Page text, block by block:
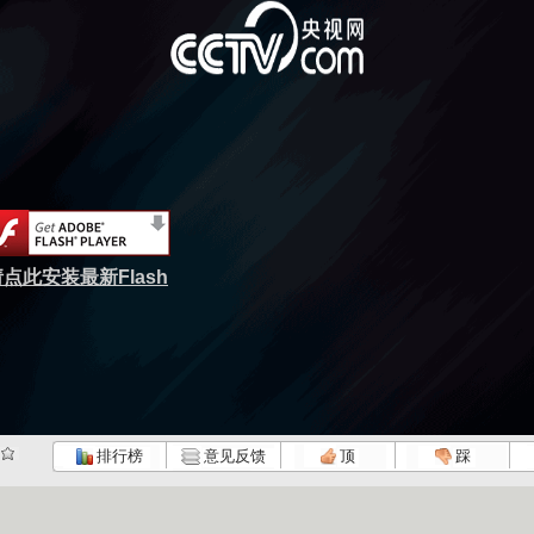
点此安装最新Flash
排行榜 意见反馈 顶 踩